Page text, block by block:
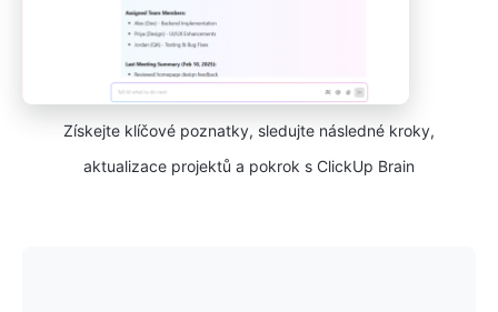
Získejte klíčové poznatky, sledujte následné kroky,
aktualizace projektů a pokrok s ClickUp Brain